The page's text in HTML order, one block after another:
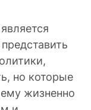
но которые
жизненно